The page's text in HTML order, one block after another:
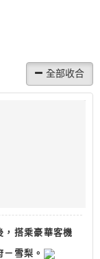
，搭乘豪華客機
雪梨。